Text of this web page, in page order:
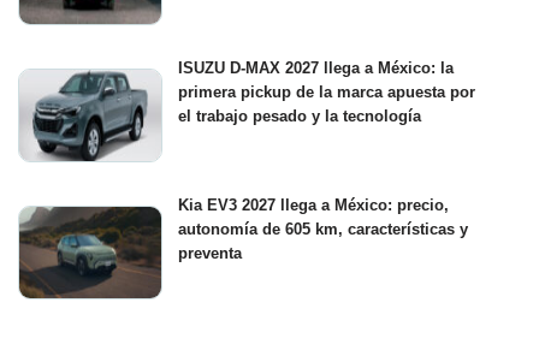
ISUZU D-MAX 2027 llega a México: la
primera pickup de la marca apuesta por
el trabajo pesado y la tecnología
Kia EV3 2027 llega a México: precio,
autonomía de 605 km, características y
preventa